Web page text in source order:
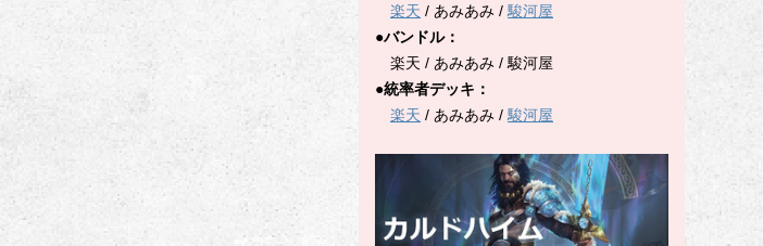
楽天 / あみあみ / 駿河屋
●バンドル：
楽天 / あみあみ / 駿河屋
●統率者デッキ：
楽天 / あみあみ / 駿河屋